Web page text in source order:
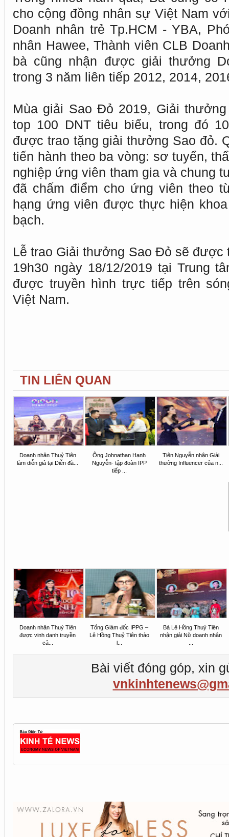
cho cộng đồng nhân sự Việt Nam
Doanh nhân trẻ Tp.HCM - YBA,
nhân Hawee, Thành viên CLB
bà cũng nhận được giải thưởng
trong 3 năm liên tiếp 2012, 2014,
Mùa giải Sao Đỏ 2019, Giải
top 100 DNT tiêu biểu, trong đó
được trao tặng giải thưởng Sao đỏ.
tiến hành theo ba vòng: sơ tuyển,
nghiệp ứng viên tham gia và chung
đã chấm điểm cho ứng viên theo
hạng ứng viên được thực hiện
bạch.
Lễ trao Giải thưởng Sao Đỏ sẽ được
19h30 ngày 18/12/2019 tại Trung
được truyền hình trực tiếp trên
Việt Nam.
TIN LIÊN QUAN
Doanh nhân Thuỷ Tiên
làm diễn giả tại Diễn đà...
Ông Johnathan Hạnh
Nguyễn- tập đoàn IPP
tiếp ...
Tiên Nguyễn nhận Giải
thưởng Influencer của n...
Doanh nhân Thuỷ Tiên
được vinh danh truyền
cả...
Tổng Giám đốc IPPG –
Lê Hồng Thuỷ Tiên thảo
l...
Bà Lê Hồng Thuỷ Tiên
nhận giải Nữ doanh nhân
Bài viết đóng góp, xin